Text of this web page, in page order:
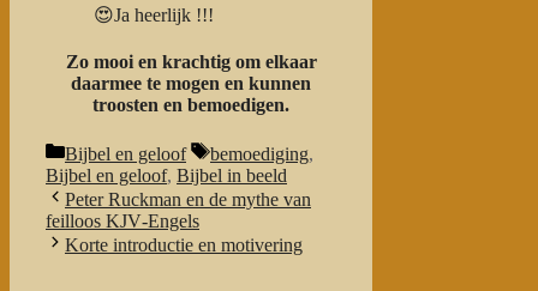
😍Ja heerlijk !!!
Zo mooi en krachtig om elkaar
daarmee te mogen en kunnen
troosten en bemoedigen.
Categorieën
Bijbel en geloof Tags
bemoediging,
Bijbel en geloof, Bijbel in beeld
Peter Ruckman en de mythe van
feilloos KJV‑Engels
Korte introductie en motivering